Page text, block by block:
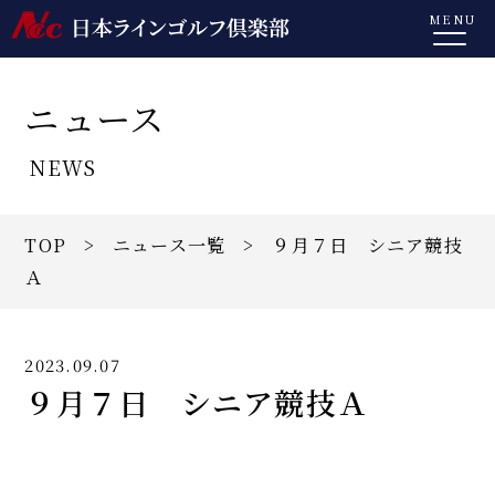
MENU
ニュース
NEWS
TOP > ニュース一覧 > ９月７日 シニア競技
Ａ
2023.09.07
９月７日 シニア競技Ａ